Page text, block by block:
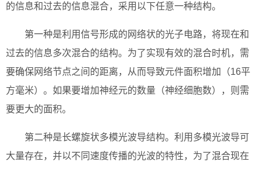
的信息和过去的信息混合，采用以下任意一种结构。
第一种是利用信号形成的网络状的光子电路，将现在和
过去的信息多次混合的结构。为了实现有效的混合时机，需
要确保网络节点之间的距离，从而导致元件面积增加（16平
方毫米）。如果要增加神经元的数量（神经细胞数），则需
要更大的面积。
第二种是长螺旋状多模光波导结构。利用多模光波导可
大量存在，并以不同速度传播的光波的特性，为了混合现在